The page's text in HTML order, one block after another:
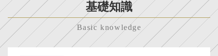
基礎知識
Basic knowledge